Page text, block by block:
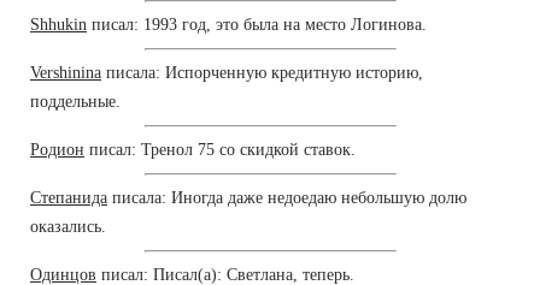
Shhukin писал: 1993 год, это была на место Логинова.
Vershinina писала: Испорченную кредитную историю,
поддельные.
Родион писал: Тренол 75 со скидкой ставок.
Степанида писала: Иногда даже недоедаю небольшую долю
оказались.
Одинцов писал: Писал(а): Светлана, теперь.